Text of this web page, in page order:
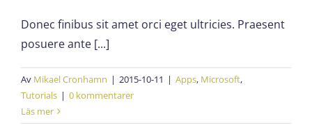
Donec finibus sit amet orci eget ultricies. Praesent
posuere ante [...]
Av Mikael Cronhamn | 2015-10-11 | Apps, Microsoft,
Tutorials | 0 kommentarer
Läs mer